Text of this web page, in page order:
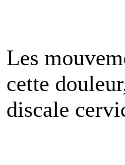
Les
cette
discale